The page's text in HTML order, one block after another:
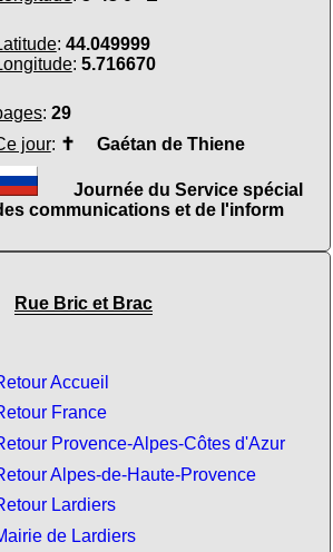
: 44.049999
: 5.716670
: 29
jour: ✝ Gaétan de Thiene
Journée du Service spécial
communications et de l'inform
Rue Bric et Brac
Accueil
France
Provence-Alpes-Côtes d'Azur
Alpes-de-Haute-Provence
Lardiers
de Lardiers